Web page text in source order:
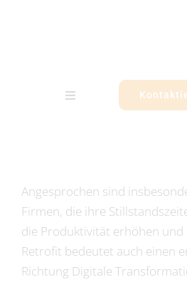
Toggle
Unternehmen
Referenzen
Angesprochen sind
Firmen, die ihre
die Produktivität erhöhen und
Retrofit bedeutet auch einen
Richtung Digitale